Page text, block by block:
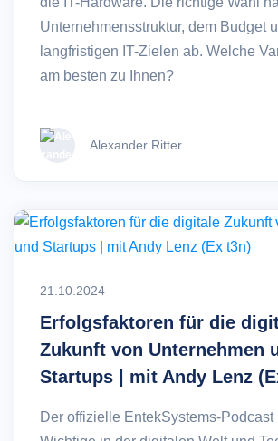
Unternehmensstruktur, dem Budget
langfristigen IT-Zielen ab. Welche
am besten zu Ihnen?
Alexander Ritter
21.10.2024
Erfolgsfaktoren für die
Zukunft von Unternehmen
Startups | mit Andy Lenz
Der offizielle EntekSystems-Podcast